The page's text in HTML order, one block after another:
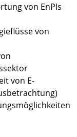
von EnPIs
von
von E-